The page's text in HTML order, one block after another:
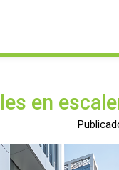
en